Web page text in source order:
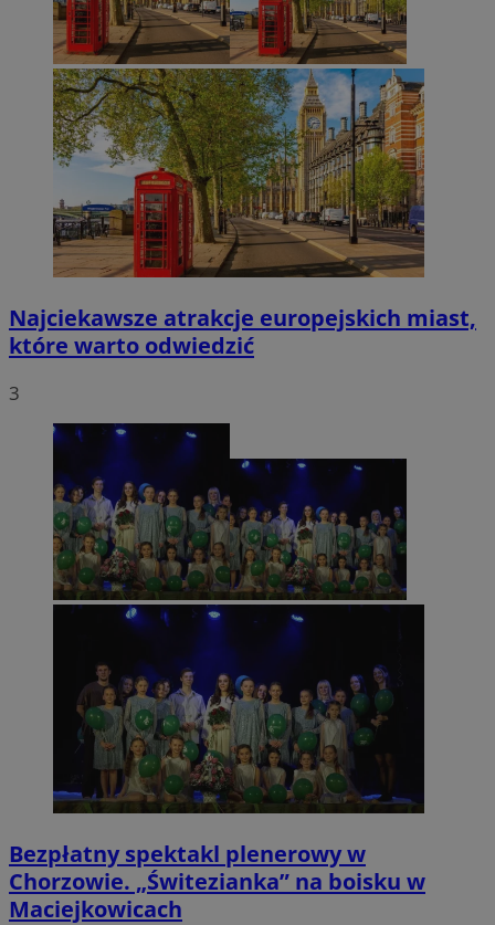
Najciekawsze atrakcje europejskich miast,
które warto odwiedzić
3
Bezpłatny spektakl plenerowy w
Chorzowie. „Świtezianka” na boisku w
Maciejkowicach